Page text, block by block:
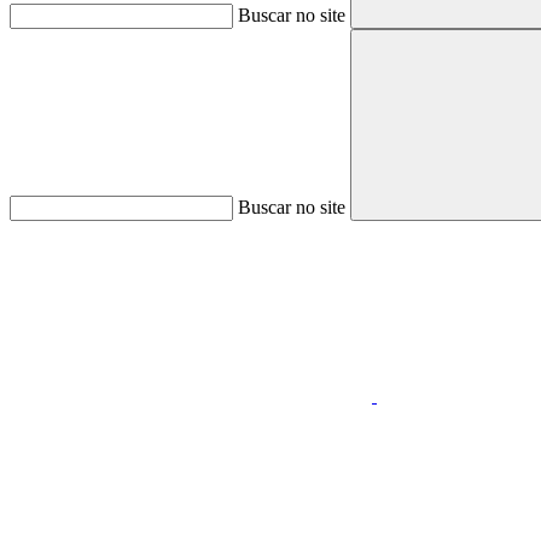
Buscar no site
Buscar no site